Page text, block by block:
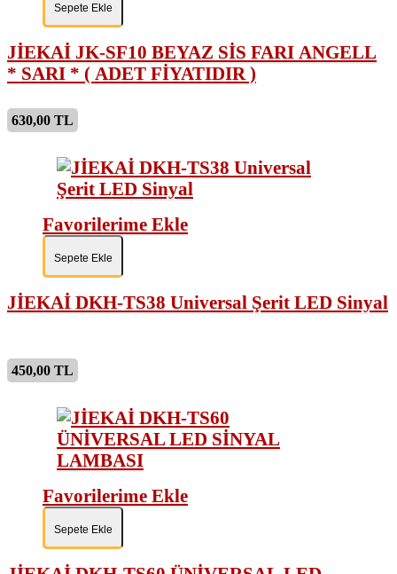
Sepete Ekle
JİEKAİ JK-SF10 BEYAZ SİS FARI ANGELL
* SARI * ( ADET FİYATIDIR )
630,00 TL
Favorilerime Ekle
Sepete Ekle
JİEKAİ DKH-TS38 Universal Şerit LED Sinyal
450,00 TL
Favorilerime Ekle
Sepete Ekle